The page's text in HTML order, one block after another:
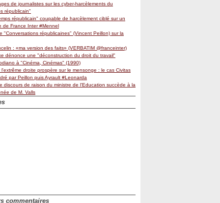
de journalistes sur les cyber-harcèlements du
républicain"
républicain" coupable de harcèlement ciblé sur un
de France Inter #Mennel
"Conversations républicaines" (Vincent Peillon) sur la
: «ma version des faits» (VERBATIM @franceinter)
dénonce une "déconstruction du droit du travail"
à "Cinéma, Cinémas" (1990)
l'extrême droite prospère sur le mensonge : le cas Civitas
par Peillon puis Ayrault #Leonarda
discours de raison du ministre de l'Education succède à la
de M. Valls
commentaires